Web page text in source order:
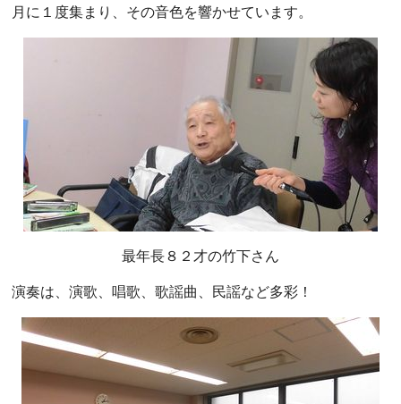
月に１度集まり、その音色を響かせています。
最年長８２才の竹下さん
演奏は、演歌、唱歌、歌謡曲、民謡など多彩！